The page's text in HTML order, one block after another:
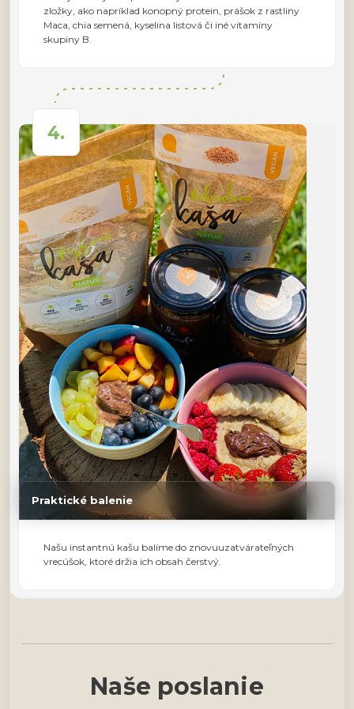
zložky, ako napríklad konopný protein, prášok z rastliny
Maca, chia semená, kyselina listová či iné vitamíny
skupiny B.
4.
Praktické balenie
Našu instantnú kašu balíme do znovuuzatvárateľných
vrecúšok, ktoré držia ich obsah čerstvý.
Naše poslanie